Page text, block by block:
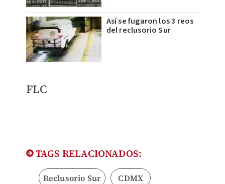
Así se fugaron los 3 reos
del reclusorio Sur
FLC​
TAGS RELACIONADOS:
Reclusorio Sur CDMX